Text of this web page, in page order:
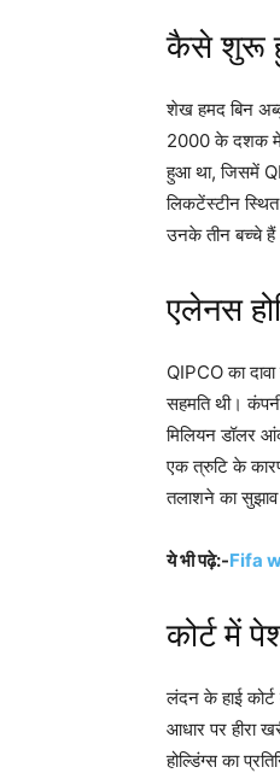
कैसे शुरू
शेख हमद बिन
2000 के दशक में
हुआ था, जिसमें
लिकटेंस्टीन
उनके तीन बच्चे
एलेनस
QIPCO का
सहमति थी।
मिलियन डॉलर
एक त्रुटि के
तलाशने का सुझाव
ये भी पढ़े:-Fifa
कोर्ट में
लंदन के हाई
आधार पर हीरा
होल्डिंग्स का